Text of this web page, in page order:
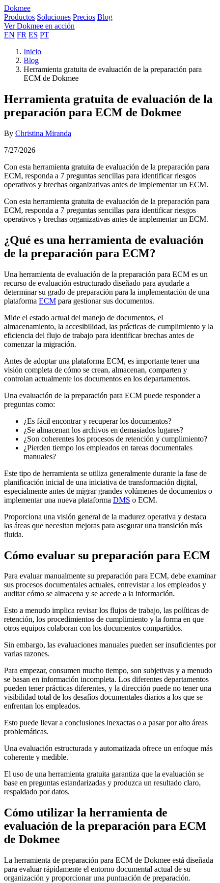
Dokmee
Productos Soluciones Precios Blog
Ver Dokmee en acción
EN FR ES PT
Inicio
Blog
Herramienta gratuita de evaluación de la preparación para
ECM de Dokmee
Herramienta gratuita de evaluación de la
preparación para ECM de Dokmee
By Christina Miranda
7/27/2026
Con esta herramienta gratuita de evaluación de la preparación para
ECM, responda a 7 preguntas sencillas para identificar riesgos
operativos y brechas organizativas antes de implementar un ECM.
Con esta herramienta gratuita de evaluación de la preparación para
ECM, responda a 7 preguntas sencillas para identificar riesgos
operativos y brechas organizativas antes de implementar un ECM.
¿Qué es una herramienta de evaluación
de la preparación para ECM?
Una herramienta de evaluación de la preparación para ECM es un
recurso de evaluación estructurado diseñado para ayudarle a
determinar su grado de preparación para la implementación de una
plataforma ECM para gestionar sus documentos.
Mide el estado actual del manejo de documentos, el
almacenamiento, la accesibilidad, las prácticas de cumplimiento y la
eficiencia del flujo de trabajo para identificar brechas antes de
comenzar la migración.
Antes de adoptar una plataforma ECM, es importante tener una
visión completa de cómo se crean, almacenan, comparten y
controlan actualmente los documentos en los departamentos.
Una evaluación de la preparación para ECM puede responder a
preguntas como:
¿Es fácil encontrar y recuperar los documentos?
¿Se almacenan los archivos en demasiados lugares?
¿Son coherentes los procesos de retención y cumplimiento?
¿Pierden tiempo los empleados en tareas documentales
manuales?
Este tipo de herramienta se utiliza generalmente durante la fase de
planificación inicial de una iniciativa de transformación digital,
especialmente antes de migrar grandes volúmenes de documentos o
implementar una nueva plataforma DMS o ECM.
Proporciona una visión general de la madurez operativa y destaca
las áreas que necesitan mejoras para asegurar una transición más
fluida.
Cómo evaluar su preparación para ECM
Para evaluar manualmente su preparación para ECM, debe examinar
sus procesos documentales actuales, entrevistar a los empleados y
auditar cómo se almacena y se accede a la información.
Esto a menudo implica revisar los flujos de trabajo, las políticas de
retención, los procedimientos de cumplimiento y la forma en que
otros equipos colaboran con los documentos compartidos.
Sin embargo, las evaluaciones manuales pueden ser insuficientes por
varias razones.
Para empezar, consumen mucho tiempo, son subjetivas y a menudo
se basan en información incompleta. Los diferentes departamentos
pueden tener prácticas diferentes, y la dirección puede no tener una
visibilidad total de los desafíos documentales diarios a los que se
enfrentan los empleados.
Esto puede llevar a conclusiones inexactas o a pasar por alto áreas
problemáticas.
Una evaluación estructurada y automatizada ofrece un enfoque más
coherente y medible.
El uso de una herramienta gratuita garantiza que la evaluación se
base en preguntas estandarizadas y produzca un resultado claro,
respaldado por datos.
Cómo utilizar la herramienta de
evaluación de la preparación para ECM
de Dokmee
La herramienta de preparación para ECM de Dokmee está diseñada
para evaluar rápidamente el entorno documental actual de su
organización y proporcionar una puntuación de preparación.